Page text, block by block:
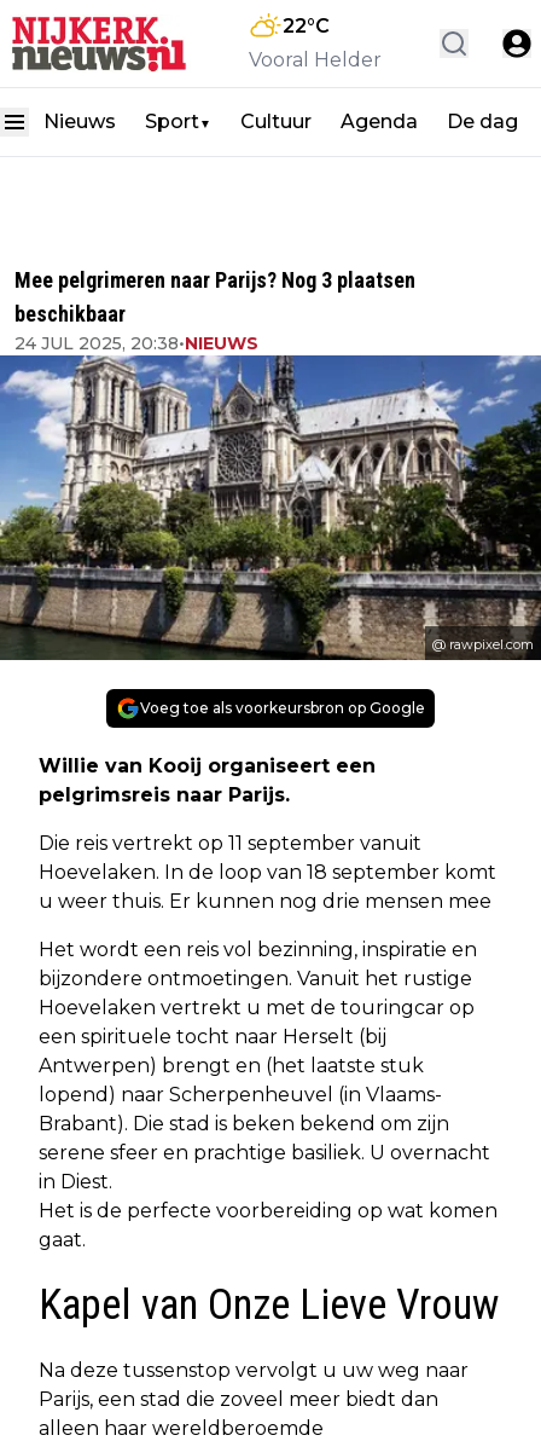
22°C
Vooral Helder
Nieuws Sport▼ Cultuur Agenda De dag
Mee pelgrimeren naar Parijs? Nog 3 plaatsen
beschikbaar
24 JUL 2025, 20:38•NIEUWS
@ rawpixel.com
Voeg toe als voorkeursbron op Google
Willie van Kooij organiseert een
pelgrimsreis naar Parijs.
Die reis vertrekt op 11 september vanuit
Hoevelaken. In de loop van 18 september komt
u weer thuis. Er kunnen nog drie mensen mee
Het wordt een reis vol bezinning, inspiratie en
bijzondere ontmoetingen. Vanuit het rustige
Hoevelaken vertrekt u met de touringcar op
een spirituele tocht naar Herselt (bij
Antwerpen) brengt en (het laatste stuk
lopend) naar Scherpenheuvel (in Vlaams-
Brabant). Die stad is beken bekend om zijn
serene sfeer en prachtige basiliek. U overnacht
in Diest.
Het is de perfecte voorbereiding op wat komen
gaat.
Kapel van Onze Lieve Vrouw
Na deze tussenstop vervolgt u uw weg naar
Parijs, een stad die zoveel meer biedt dan
alleen haar wereldberoemde